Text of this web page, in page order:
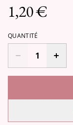
1,20 €
QUANTITÉ